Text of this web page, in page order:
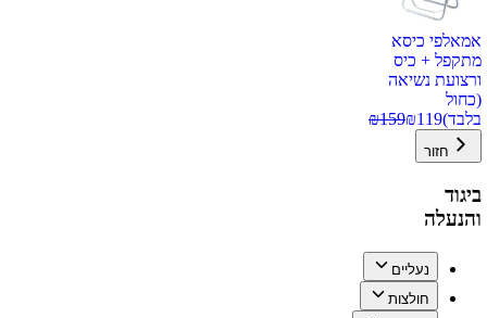
אמאלפי כיסא
מתקפל + כיס
ורצועת נשיאה
(כחול
בלבד)
₪119
₪159
חזור
ביגוד
והנעלה
נעליים
חולצות